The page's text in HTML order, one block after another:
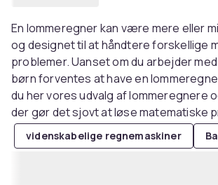
En lommeregner kan være mere eller
og designet til at håndtere forskellige
problemer. Uanset om du arbejder
børn forventes at have en
du her vores udvalg af lommeregnere
der gør det sjovt at løse matematiske
videnskabelige regnemaskiner